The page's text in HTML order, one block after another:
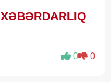
XƏBƏRDARLIQ
0 0